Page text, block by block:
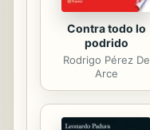
Contra todo lo
podrido
Rodrigo Pérez De
Arce